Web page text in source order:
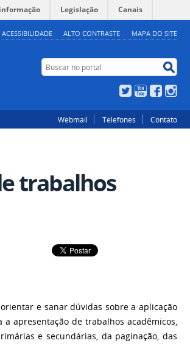
ACESSIBILIDADE ALTO CONTRASTE MAPA DO SITE
Legislação Canais
Buscar no portal
TwitterYouTubeFacebook
Webmail Telefones Contato
trabalhos
e sanar dúvidas sobre a aplicação
a apresentação de trabalhos acadêmicos,
e secundárias, da paginação, das